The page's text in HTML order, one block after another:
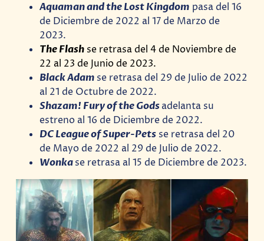
Aquaman and the Lost Kingdom pasa del 16
de Diciembre de 2022 al 17 de Marzo de
2023.
The Flash se retrasa del 4 de Noviembre de
22 al 23 de Junio de 2023.
Black Adam se retrasa del 29 de Julio de 2022
al 21 de Octubre de 2022.
Shazam! Fury of the Godsadelanta su
estreno al 16 de Diciembre de 2022.
DC League of Super-Pets se retrasa del 20
de Mayo de 2022 al 29 de Julio de 2022.
Wonkase retrasa al 15 de Diciembre de 2023.